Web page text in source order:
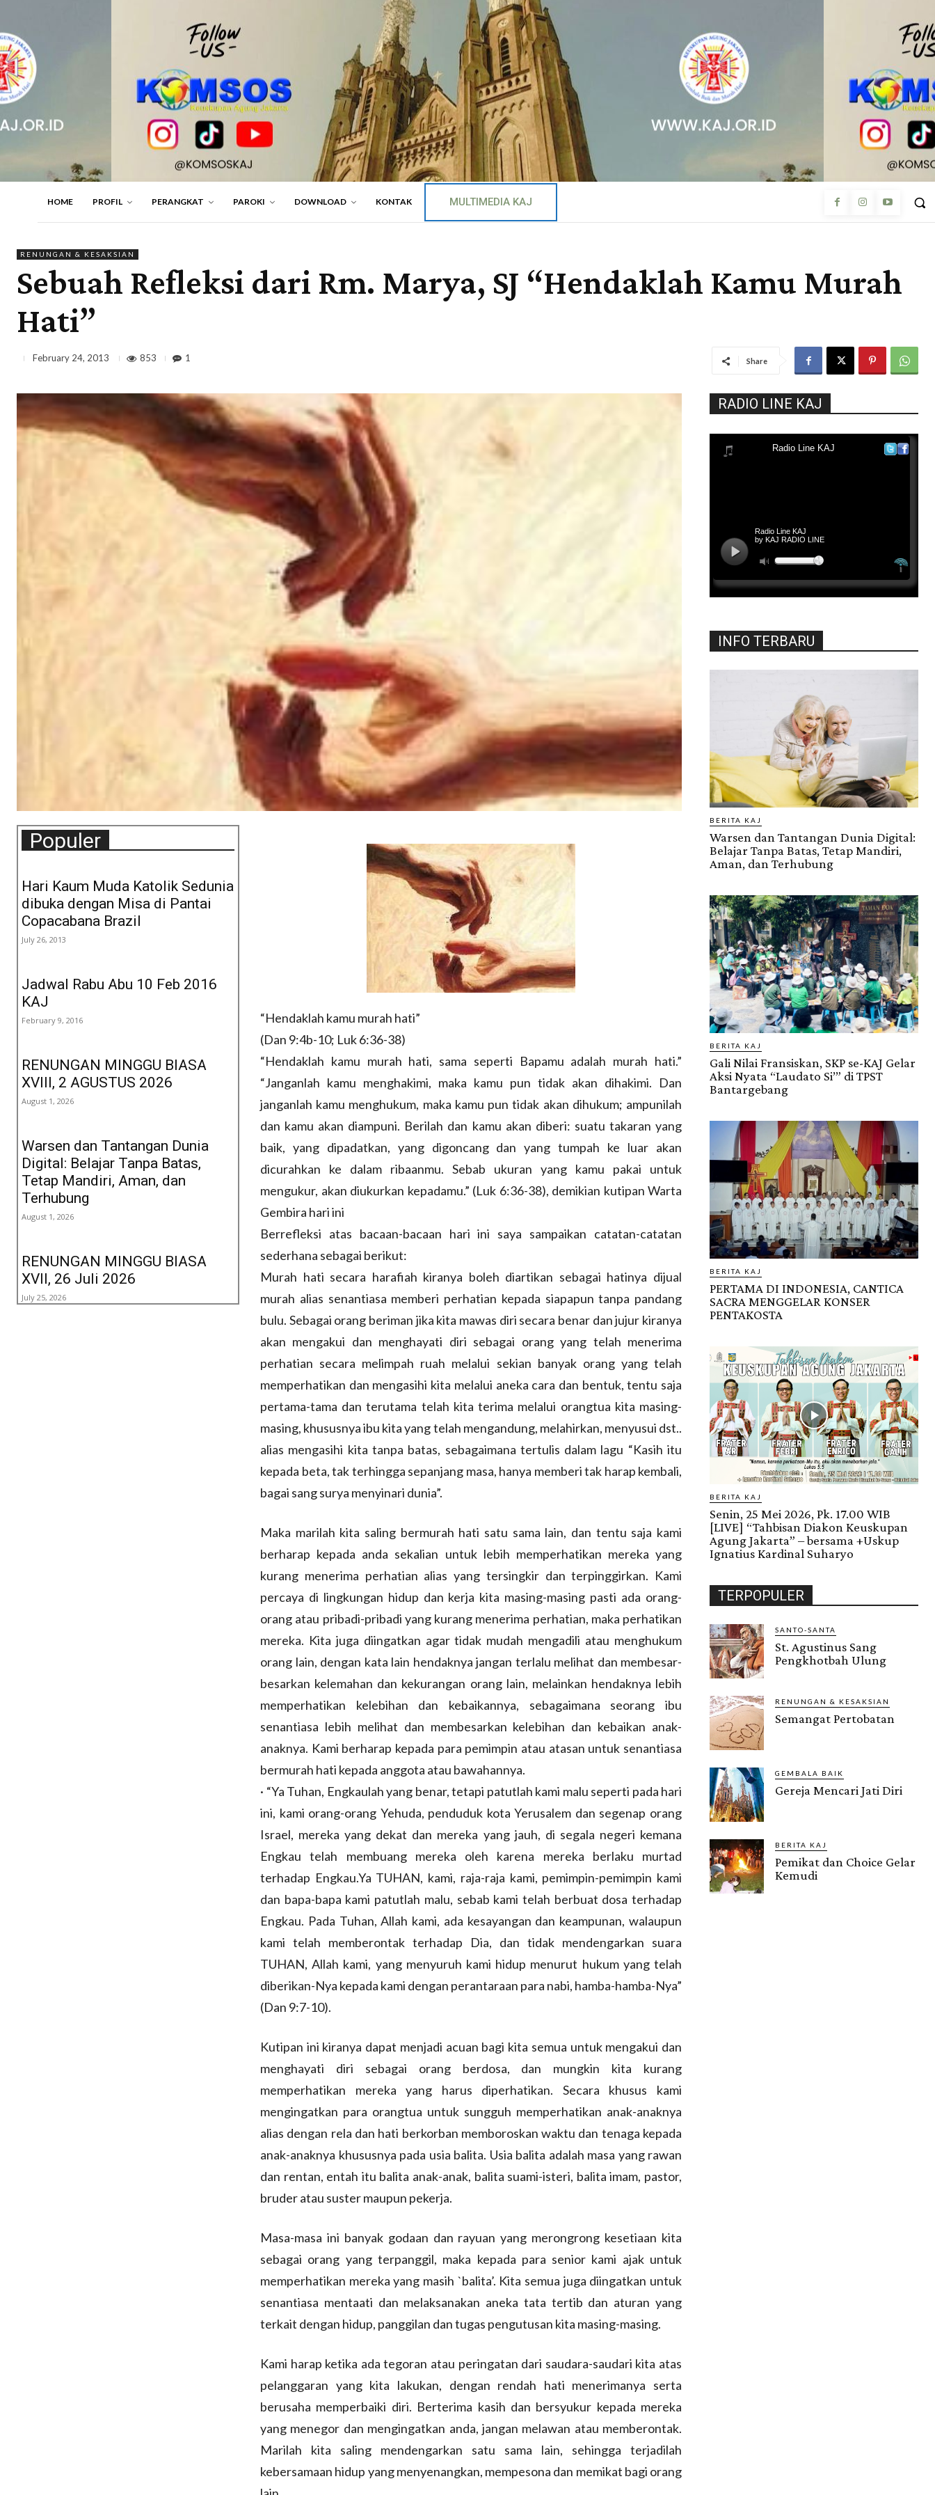
HOME PROFIL PERANGKAT PAROKI DOWNLOAD KONTAK MULTIMEDIA KAJ
RENUNGAN & KESAKSIAN
Sebuah Refleksi dari Rm. Marya, SJ “Hendaklah Kamu Murah
Hati”
February 24, 2013 853 1 Share
Populer
Hari Kaum Muda Katolik Sedunia
dibuka dengan Misa di Pantai
Copacabana Brazil
July 26, 2013
Jadwal Rabu Abu 10 Feb 2016
KAJ
February 9, 2016
RENUNGAN MINGGU BIASA
XVIII, 2 AGUSTUS 2026
August 1, 2026
Warsen dan Tantangan Dunia
Digital: Belajar Tanpa Batas,
Tetap Mandiri, Aman, dan
Terhubung
August 1, 2026
RENUNGAN MINGGU BIASA
XVII, 26 Juli 2026
July 25, 2026
“Hendaklah kamu murah hati”
(Dan 9:4b-10; Luk 6:36-38)
“Hendaklah kamu murah hati, sama seperti Bapamu adalah murah hati.”
“Janganlah kamu menghakimi, maka kamu pun tidak akan dihakimi. Dan
janganlah kamu menghukum, maka kamu pun tidak akan dihukum; ampunilah
dan kamu akan diampuni. Berilah dan kamu akan diberi: suatu takaran yang
baik, yang dipadatkan, yang digoncang dan yang tumpah ke luar akan
dicurahkan ke dalam ribaanmu. Sebab ukuran yang kamu pakai untuk
mengukur, akan diukurkan kepadamu.” (Luk 6:36-38), demikian kutipan Warta
Gembira hari ini
Berrefleksi atas bacaan-bacaan hari ini saya sampaikan catatan-catatan
sederhana sebagai berikut:
Murah hati secara harafiah kiranya boleh diartikan sebagai hatinya dijual
murah alias senantiasa memberi perhatian kepada siapapun tanpa pandang
bulu. Sebagai orang beriman jika kita mawas diri secara benar dan jujur kiranya
akan mengakui dan menghayati diri sebagai orang yang telah menerima
perhatian secara melimpah ruah melalui sekian banyak orang yang telah
memperhatikan dan mengasihi kita melalui aneka cara dan bentuk, tentu saja
pertama-tama dan terutama telah kita terima melalui orangtua kita masing-
masing, khususnya ibu kita yang telah mengandung, melahirkan, menyusui dst..
alias mengasihi kita tanpa batas, sebagaimana tertulis dalam lagu “Kasih itu
kepada beta, tak terhingga sepanjang masa, hanya memberi tak harap kembali,
bagai sang surya menyinari dunia”.
Maka marilah kita saling bermurah hati satu sama lain, dan tentu saja kami
berharap kepada anda sekalian untuk lebih memperhatikan mereka yang
kurang menerima perhatian alias yang tersingkir dan terpinggirkan. Kami
percaya di lingkungan hidup dan kerja kita masing-masing pasti ada orang-
orang atau pribadi-pribadi yang kurang menerima perhatian, maka perhatikan
mereka. Kita juga diingatkan agar tidak mudah mengadili atau menghukum
orang lain, dengan kata lain hendaknya jangan terlalu melihat dan membesar-
besarkan kelemahan dan kekurangan orang lain, melainkan hendaknya lebih
memperhatikan kelebihan dan kebaikannya, sebagaimana seorang ibu
senantiasa lebih melihat dan membesarkan kelebihan dan kebaikan anak-
anaknya. Kami berharap kepada para pemimpin atau atasan untuk senantiasa
bermurah hati kepada anggota atau bawahannya.
· “Ya Tuhan, Engkaulah yang benar, tetapi patutlah kami malu seperti pada hari
ini, kami orang-orang Yehuda, penduduk kota Yerusalem dan segenap orang
Israel, mereka yang dekat dan mereka yang jauh, di segala negeri kemana
Engkau telah membuang mereka oleh karena mereka berlaku murtad
terhadap Engkau.Ya TUHAN, kami, raja-raja kami, pemimpin-pemimpin kami
dan bapa-bapa kami patutlah malu, sebab kami telah berbuat dosa terhadap
Engkau. Pada Tuhan, Allah kami, ada kesayangan dan keampunan, walaupun
kami telah memberontak terhadap Dia, dan tidak mendengarkan suara
TUHAN, Allah kami, yang menyuruh kami hidup menurut hukum yang telah
diberikan-Nya kepada kami dengan perantaraan para nabi, hamba-hamba-Nya”
(Dan 9:7-10).
Kutipan ini kiranya dapat menjadi acuan bagi kita semua untuk mengakui dan
menghayati diri sebagai orang berdosa, dan mungkin kita kurang
memperhatikan mereka yang harus diperhatikan. Secara khusus kami
mengingatkan para orangtua untuk sungguh memperhatikan anak-anaknya
alias dengan rela dan hati berkorban memboroskan waktu dan tenaga kepada
anak-anaknya khususnya pada usia balita. Usia balita adalah masa yang rawan
dan rentan, entah itu balita anak-anak, balita suami-isteri, balita imam, pastor,
bruder atau suster maupun pekerja.
Masa-masa ini banyak godaan dan rayuan yang merongrong kesetiaan kita
sebagai orang yang terpanggil, maka kepada para senior kami ajak untuk
memperhatikan mereka yang masih `balita’. Kita semua juga diingatkan untuk
senantiasa mentaati dan melaksanakan aneka tata tertib dan aturan yang
terkait dengan hidup, panggilan dan tugas pengutusan kita masing-masing.
Kami harap ketika ada tegoran atau peringatan dari saudara-saudari kita atas
pelanggaran yang kita lakukan, dengan rendah hati menerimanya serta
berusaha memperbaiki diri. Berterima kasih dan bersyukur kepada mereka
yang menegor dan mengingatkan anda, jangan melawan atau memberontak.
Marilah kita saling mendengarkan satu sama lain, sehingga terjadilah
kebersamaan hidup yang menyenangkan, mempesona dan memikat bagi orang
RADIO LINE KAJ
INFO TERBARU
BERITA KAJ
Warsen dan Tantangan Dunia Digital:
Belajar Tanpa Batas, Tetap Mandiri,
Aman, dan Terhubung
BERITA KAJ
Gali Nilai Fransiskan, SKP se-KAJ Gelar
Aksi Nyata “Laudato Si’” di TPST
Bantargebang
BERITA KAJ
PERTAMA DI INDONESIA, CANTICA
SACRA MENGGELAR KONSER
PENTAKOSTA
BERITA KAJ
Senin, 25 Mei 2026, Pk. 17.00 WIB
[LIVE] “Tahbisan Diakon Keuskupan
Agung Jakarta” – bersama +Uskup
Ignatius Kardinal Suharyo
TERPOPULER
SANTO-SANTA
St. Agustinus Sang
Pengkhotbah Ulung
RENUNGAN & KESAKSIAN
Semangat Pertobatan
GEMBALA BAIK
Gereja Mencari Jati Diri
BERITA KAJ
Pemikat dan Choice Gelar
Kemudi
Gendis.ID